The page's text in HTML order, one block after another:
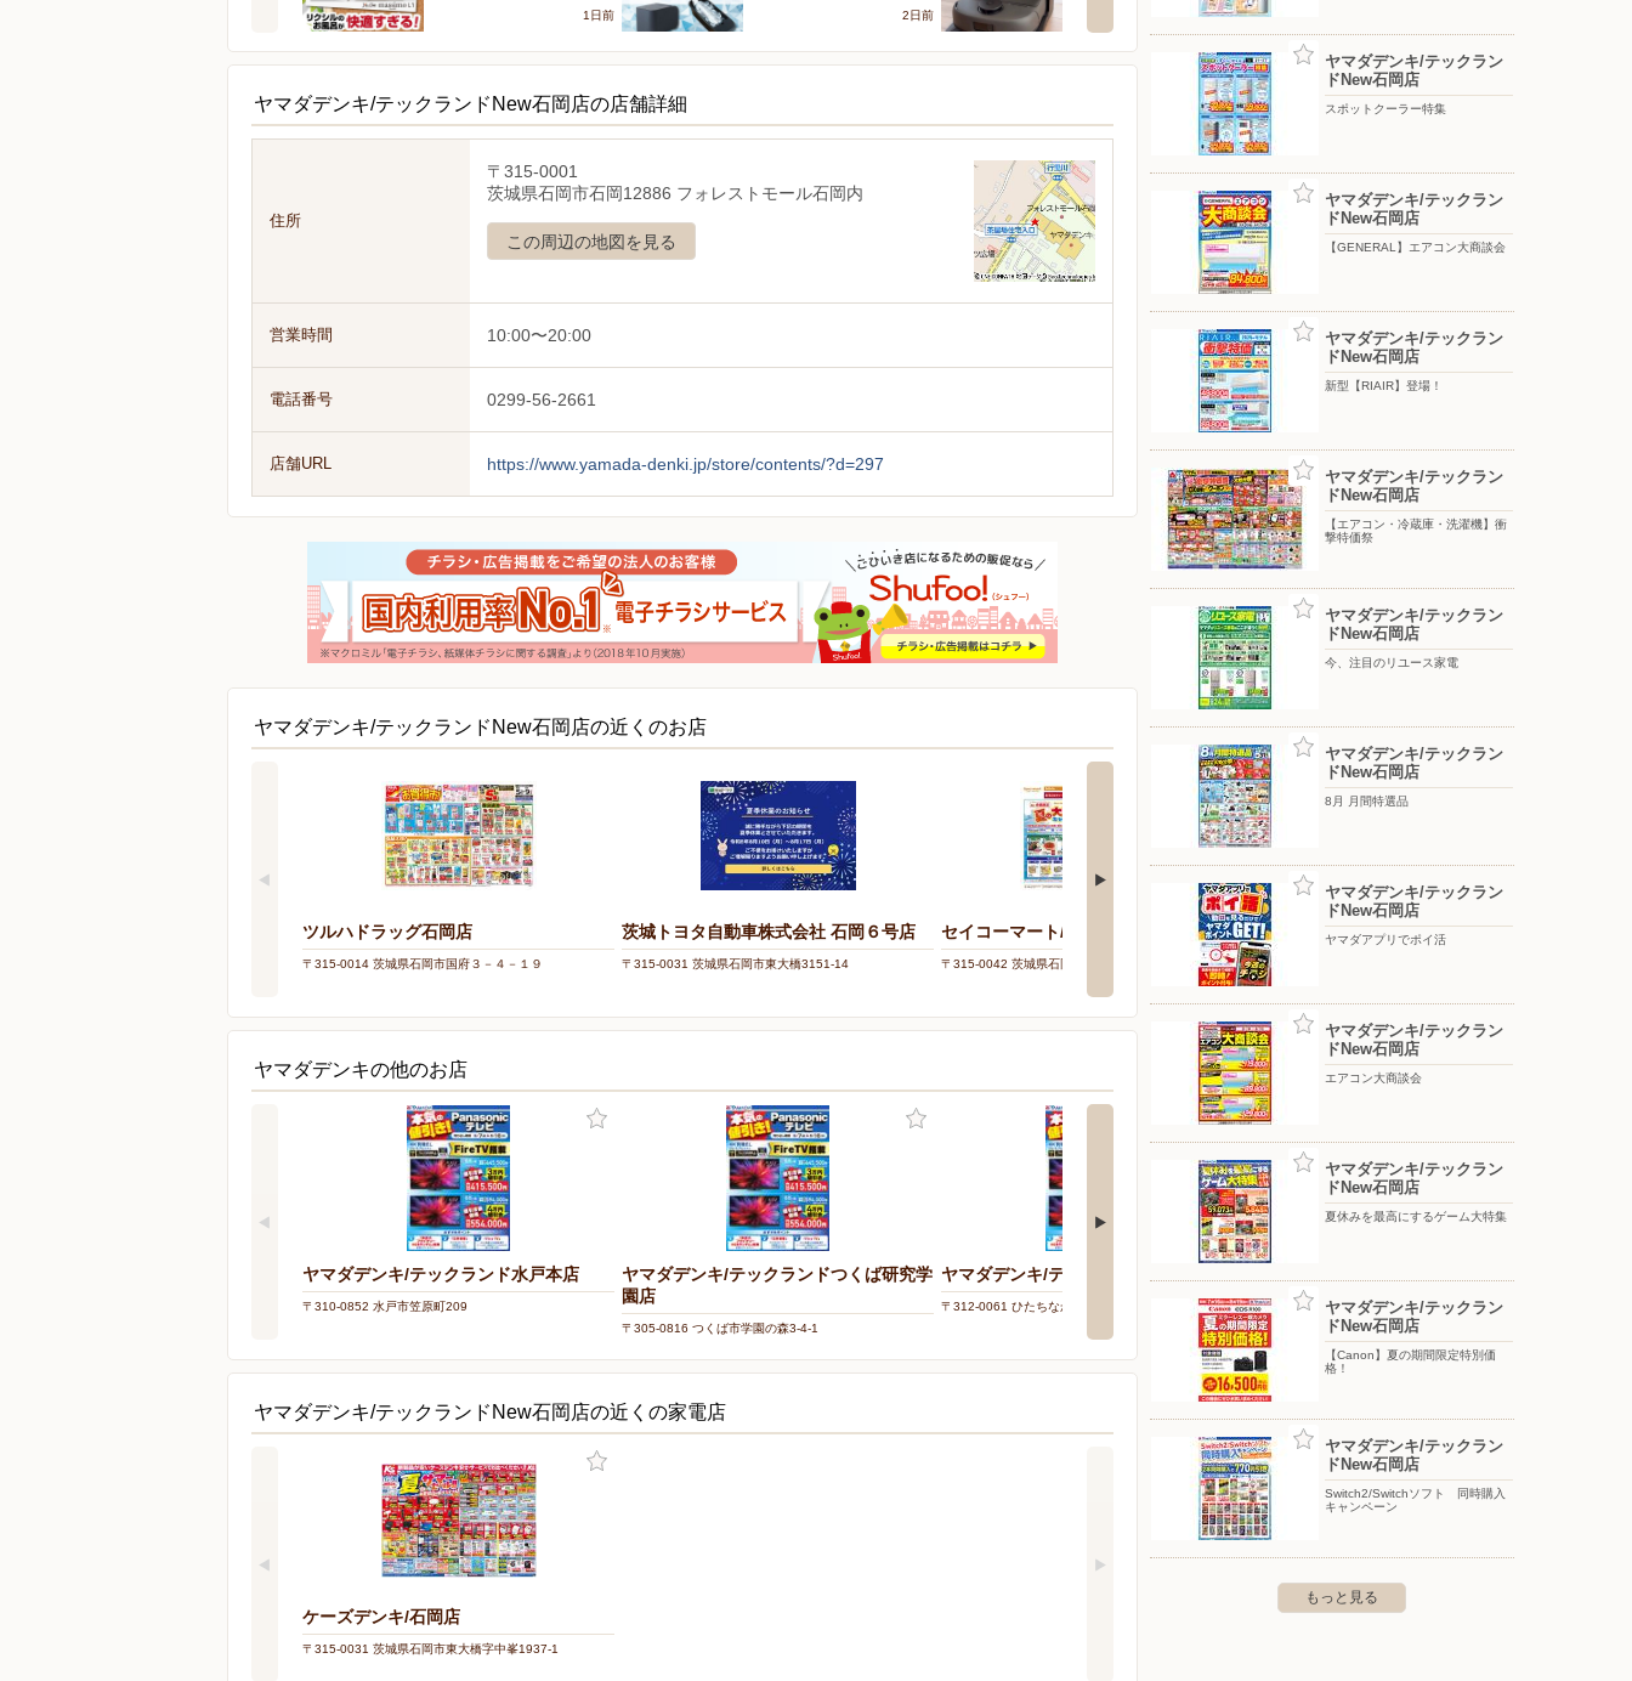
1日前 2日前 3日前
ヤマダデンキ/テックランドNew石岡店の店舗詳細
住所
〒315-0001
茨城県石岡市石岡12886 フォレストモール石岡内
この周辺の地図を見る
営業時間 10:00〜20:00
電話番号 0299-56-2661
店舗URL https://www.yamada-denki.jp/store/contents/?d=297
ヤマダデンキ/テックランドNew石岡店の近くのお店
ツルハドラッグ石岡店
〒315-0014 茨城県石岡市国府３－４－１９
茨城トヨタ自動車株式会社 石岡６号店
〒315-0031 茨城県石岡市東大橋3151-14
セイコーマート/石岡ばらき店
〒315-0042 茨城県石岡市茨城3-6-3
セイコーマート/南台店
〒315-0035 茨城県石岡市南台2-15-4
ヤマダデンキの他のお店
ヤマダデンキ/テックランド水戸本店
〒310-0852 水戸市笠原町209
ヤマダデンキ/テックランドつくば研究学
園店
〒305-0816 つくば市学園の森3-4-1
ヤマダデンキ/テックランドひたちなか店
〒312-0061 ひたちなか市大字稲田1424-1
店
〒301-0044 龍ケ崎市小柴5丁目1番2サプラモール2F
ヤマダデンキ/テックランドNew石岡店の近くの家電店
ケーズデンキ/石岡店
〒315-0031 茨城県石岡市東大橋字中峯1937-1
ヤマダデンキ/テックラン
ドNew石岡店
スポットクーラー特集
ヤマダデンキ/テックラン
ドNew石岡店
【GENERAL】エアコン大商談会
ヤマダデンキ/テックラン
ドNew石岡店
新型【RIAIR】登場！
ヤマダデンキ/テックラン
ドNew石岡店
【エアコン・冷蔵庫・洗濯機】衝
撃特価祭
ヤマダデンキ/テックラン
ドNew石岡店
今、注目のリユース家電
ヤマダデンキ/テックラン
ドNew石岡店
8月 月間特選品
ヤマダデンキ/テックラン
ドNew石岡店
ヤマダアプリでポイ活
ヤマダデンキ/テックラン
ドNew石岡店
エアコン大商談会
ヤマダデンキ/テックラン
ドNew石岡店
夏休みを最高にするゲーム大特集
ヤマダデンキ/テックラン
ドNew石岡店
【Canon】夏の期間限定特別価
格！
ヤマダデンキ/テックラン
ドNew石岡店
Switch2/Switchソフト 同時購入
キャンペーン
もっと見る